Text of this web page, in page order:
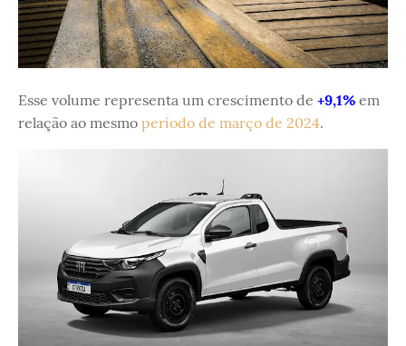
Esse volume representa um crescimento de +9,1% em
relação ao mesmo período de março de 2024.